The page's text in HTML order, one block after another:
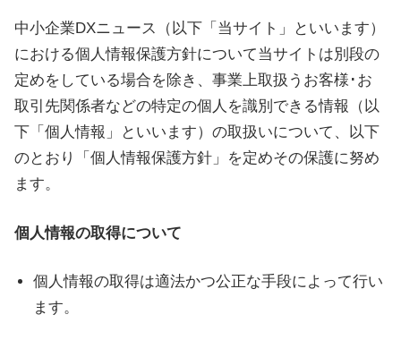
体
DX
ニ
ュ
ー
ス
金、
DX
に
役
立
つ
情
を
中小企業DXニュース（以下「当サイト」といいます）
における個人情報保護方針について当サイトは別段の
定めをしている場合を除き、事業上取扱うお客様･お
取引先関係者などの特定の個人を識別できる情報（以
下「個人情報」といいます）の取扱いについて、以下
のとおり「個人情報保護方針」を定めその保護に努め
ます。
個人情報の取得について
個人情報の取得は適法かつ公正な手段によって行い
ます。